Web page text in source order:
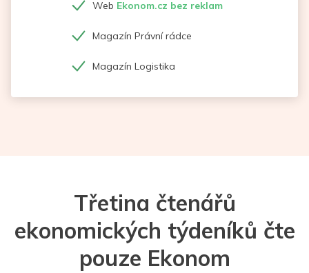
Web Ekonom.cz bez reklam
Magazín Právní rádce
Magazín Logistika
Třetina čtenářů
ekonomických týdeníků čte
pouze Ekonom